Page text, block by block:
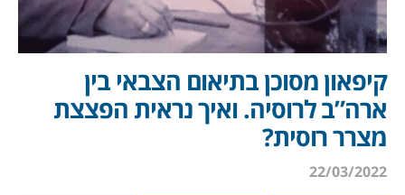
קיפאון מסוכן בתיאום הצבאי בין
ארה”ב לרוסיה. ואיך נראית הפצצת
מצרר רוסית?
22/03/2022